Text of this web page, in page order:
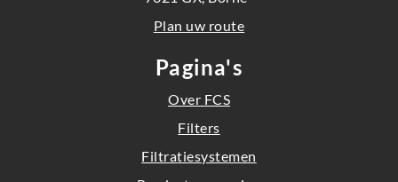
Plan uw route
Pagina's
Over FCS
Filters
Filtratiesystemen